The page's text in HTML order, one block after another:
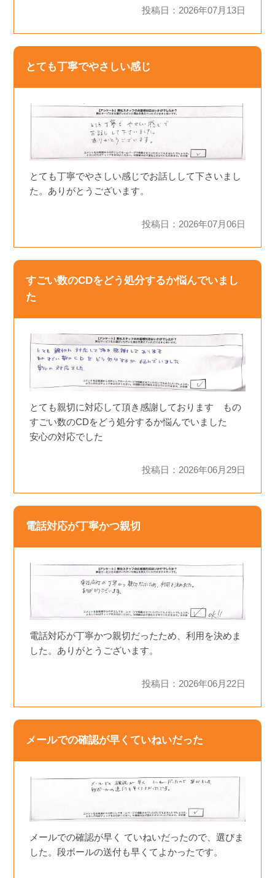
投稿日：2026年07月13日
とても丁寧でやさしい感じ
とても丁寧でやさしい感じでお話しして下さいまし
た。ありがとうございます。
投稿日：2026年07月06日
すごい数のCDをどう処分するか悩んでいまし
た
とても親切に対応して頂き感謝しております もの
すごい数のCDをどう処分するか悩んでいました
安心の対応でした
投稿日：2026年06月29日
電話対応が丁寧かつ親切
電話対応が丁寧かつ親切だったため、利用を決めま
した。ありがとうございます。
投稿日：2026年06月22日
メールでの確認が早くていねいだった
メールでの確認が早く ていねいだったので、選びま
した。段ボールの送付も早くてよかったです。